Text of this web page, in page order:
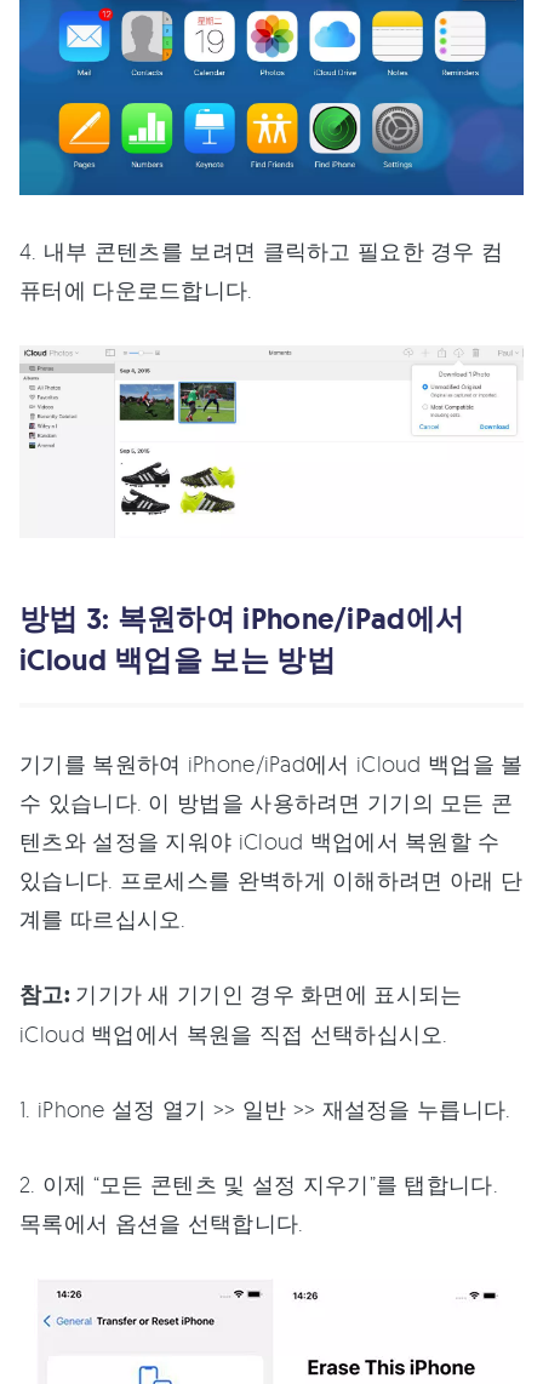
4. 내부 콘텐츠를 보려면 클릭하고 필요한 경우 컴
퓨터에 다운로드합니다.
방법 3: 복원하여 iPhone/iPad에서
iCloud 백업을 보는 방법
기기를 복원하여 iPhone/iPad에서 iCloud 백업을 볼
수 있습니다. 이 방법을 사용하려면 기기의 모든 콘
텐츠와 설정을 지워야 iCloud 백업에서 복원할 수
있습니다. 프로세스를 완벽하게 이해하려면 아래 단
계를 따르십시오.
참고: 기기가 새 기기인 경우 화면에 표시되는
iCloud 백업에서 복원을 직접 선택하십시오.
1. iPhone 설정 열기 >> 일반 >> 재설정을 누릅니다.
2. 이제 “모든 콘텐츠 및 설정 지우기”를 탭합니다.
목록에서 옵션을 선택합니다.